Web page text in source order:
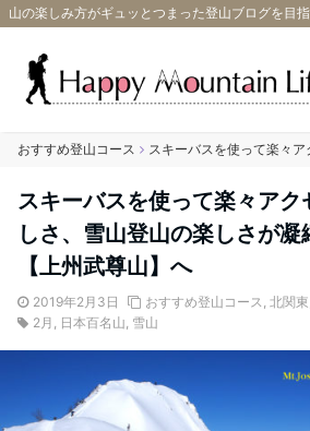
山の楽しみ方がギュッとつまった登山ブログを目
おすすめ登山コース
スキーバスを使って楽々ア
しさ、雪山登山の楽しさが凝
【上州武尊山】へ
2019年2月3日 おすすめ登山コース, 北関東
2月 , 日本百名山, 雪山